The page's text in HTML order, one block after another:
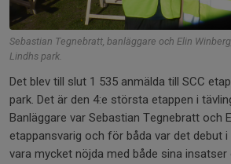
Sebastian Tegnebratt, banläggare och Elin
Lindhs park.
Det blev till slut 1 535 anmälda till SCC
park. Det är den 4:e största etappen i
Banläggare var Sebastian Tegnebratt och
etappansvarig och för båda var det debut i
vara mycket nöjda med både sina insatser